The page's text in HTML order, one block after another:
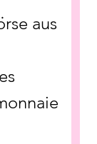
aus